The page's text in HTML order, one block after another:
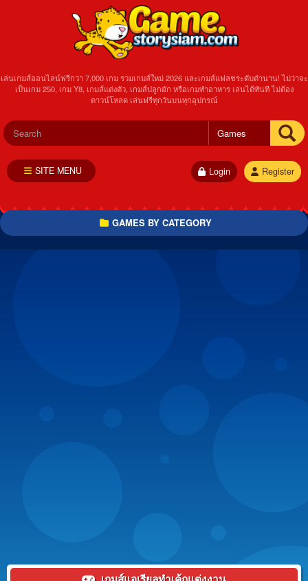
เล่นเกมส์ออนไลน์ฟรีกว่า 7,000 เกม รวมเกมส์ใหม่ 2026 และเกมส์แฟลชระดับตำนาน! ไม่ว่าจะ
เป็นเกม 250, เกม Y8, เกมส์แต่งตัว, เกมส์ปลูกผัก หรือเกมทำอาหาร เล่นได้ทันที ไม่ต้อง
ดาวน์โหลด เล่นฟรีทุกวันบนทุกอุปกรณ์
Register
Login
SITE MENU
GAMES BY CATEGORY